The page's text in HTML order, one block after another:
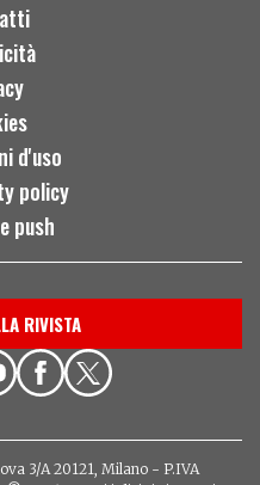
d'uso
policy
push
RIVISTA
3/A 20121, Milano - P.IVA